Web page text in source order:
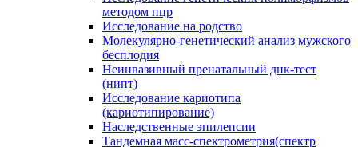
методом пцр
Исследование на родство
Молекулярно-генетический анализ мужского
бесплодия
Неинвазивный пренатальный днк-тест
(нипт)
Исследование кариотипа
(кариотипирование)
Наследственные эпилепсии
Тандемная масс-спектрометрия(спектр